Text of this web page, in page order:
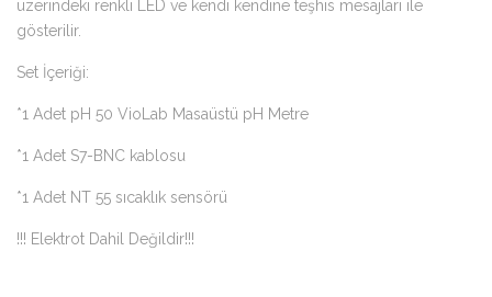
üzerindeki renkli LED ve kendi kendine teşhis mesajları ile
gösterilir.
Set İçeriği:
*1 Adet pH 50 VioLab Masaüstü pH Metre
*1 Adet S7-BNC kablosu
*1 Adet NT 55 sıcaklık sensörü
!!! Elektrot Dahil Değildir!!!